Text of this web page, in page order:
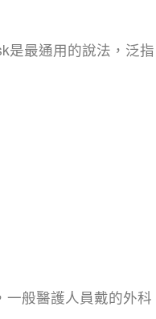
是最通用的說法，泛指
般醫護人員戴的外科